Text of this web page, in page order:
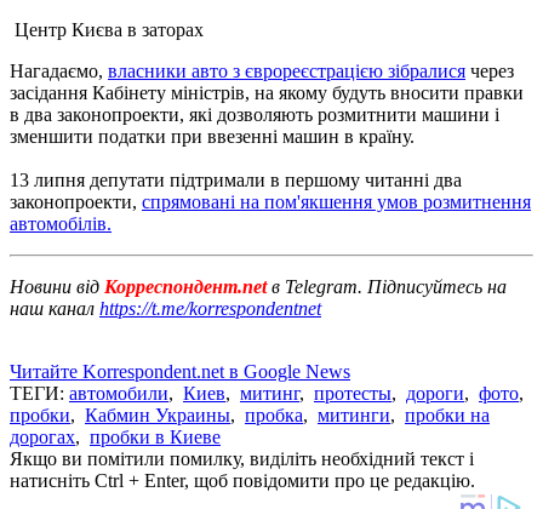
Центр Києва в заторах
Нагадаємо, власники авто з єврореєстрацією зібралися через
засідання Кабінету міністрів, на якому будуть вносити правки
в два законопроекти, які дозволяють розмитнити машини і
зменшити податки при ввезенні машин в країну.
13 липня депутати підтримали в першому читанні два
законопроекти, спрямовані на пом'якшення умов розмитнення
автомобілів.
Новини від Корреспондент.netв Telegram. Підписуйтесь на
наш канал https://t.me/korrespondentnet
Читайте Korrespondent.net в Google News
ТЕГИ: автомобили, Киев, митинг, протесты, дороги, фото,
пробки, Кабмин Украины, пробка, митинги, пробки на
дорогах, пробки в Киеве
Якщо ви помітили помилку, виділіть необхідний текст і
натисніть Ctrl + Enter, щоб повідомити про це редакцію.